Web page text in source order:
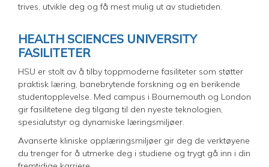
trives, utvikle deg og få mest mulig ut av studietiden.
HEALTH SCIENCES UNIVERSITY
FASILITETER
HSU er stolt av å tilby toppmoderne fasiliteter som støtter
praktisk læring, banebrytende forskning og en berikende
studentopplevelse. Med campus i Bournemouth og London
gir fasilitetene deg tilgang til den nyeste teknologien,
spesialutstyr og dynamiske læringsmiljøer.
Avanserte kliniske opplæringsmiljøer gir deg de verktøyene
du trenger for å utmerke deg i studiene og trygt gå inn i din